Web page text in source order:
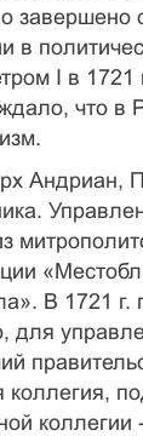
в
I в 1721
что в
Андриан,
В 1721 г.
для
коллегии